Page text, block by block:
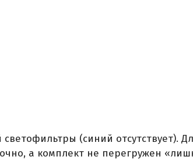
(синий отсутствует).
а комплект не перегружен